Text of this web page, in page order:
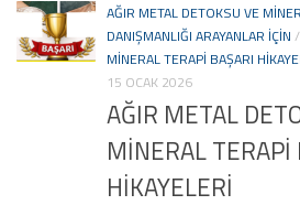
AĞIR METAL DETOKSU VE
DANIŞMANLIĞI ARAYANLAR IÇIN /
MINERAL TERAPI BAŞARI
15 OCAK 2026
AĞIR METAL
MİNERAL TERAPİ
HİKAYELERİ